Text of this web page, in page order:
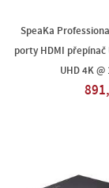
SpeaKa
porty HDMI přepínač
UHD 4K @